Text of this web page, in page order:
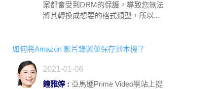
案都會受到DRM的保護，導致您無法
將其轉換成想要的格式類型，所以...
如何將Amazon 影片錄製並保存到本機？
2021-01-06
鐘雅婷 : 亞馬遜Prime Video網站上提